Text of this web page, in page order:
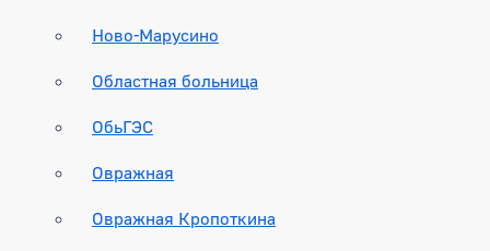
Ново-Марусино
Областная больница
ОбьГЭС
Овражная
Овражная Кропоткина